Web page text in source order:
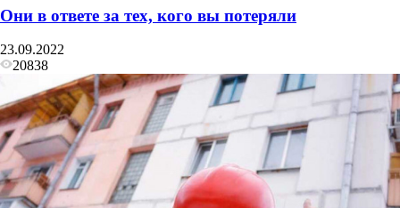
Они в ответе за тех, кого вы потеряли
23.09.2022
20838